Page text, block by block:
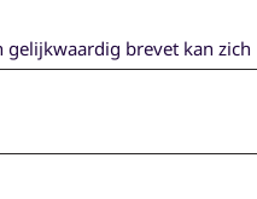
gelijkwaardig brevet kan zich